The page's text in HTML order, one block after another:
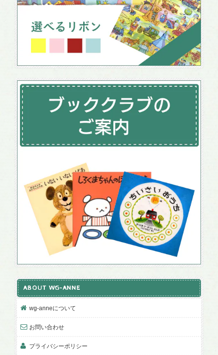
ABOUT WG-ANNE
wg-anneについて
お問い合わせ
プライバシーポリシー